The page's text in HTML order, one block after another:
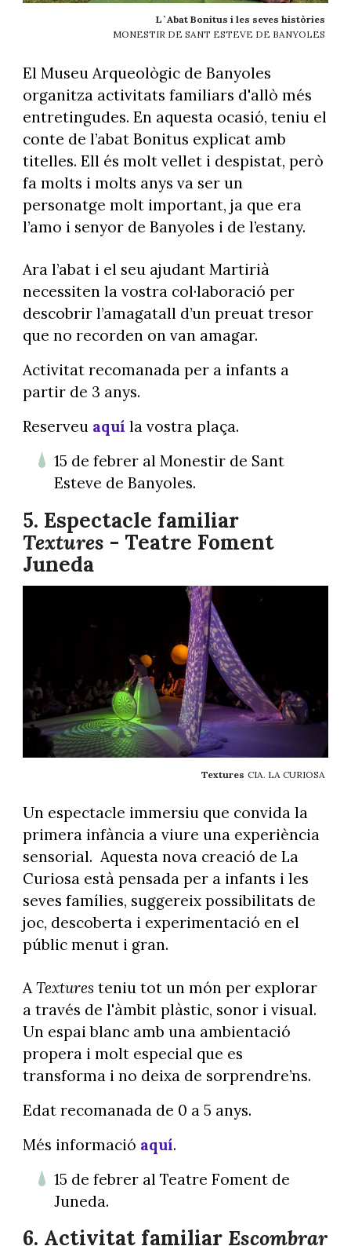
L`Abat Bonitus i les seves històries
MONESTIR DE SANT ESTEVE DE BANYOLES
El Museu Arqueològic de Banyoles
organitza activitats familiars d'allò més
entretingudes. En aquesta ocasió, teniu el
conte de l’abat Bonitus explicat amb
titelles. Ell és molt vellet i despistat, però
fa molts i molts anys va ser un
personatge molt important, ja que era
l’amo i senyor de Banyoles i de l’estany.
Ara l’abat i el seu ajudant Martirià
necessiten la vostra col·laboració per
descobrir l’amagatall d’un preuat tresor
que no recorden on van amagar.
Activitat recomanada per a infants a
partir de 3 anys.
Reserveu aquí la vostra plaça.
15 de febrer al Monestir de Sant
Esteve de Banyoles.
5. Espectacle familiar
Textures - Teatre Foment
Juneda
Textures CIA. LA CURIOSA
Un espectacle immersiu que convida la
primera infància a viure una experiència
sensorial. Aquesta nova creació de La
Curiosa està pensada per a infants i les
seves famílies, suggereix possibilitats de
joc, descoberta i experimentació en el
públic menut i gran.
ATexturesteniu tot un món per explorar
a través de l'àmbit plàstic, sonor i visual.
Un espai blanc amb una ambientació
propera i molt especial que es
transforma i no deixa de sorprendre’ns.
Edat recomanada de 0 a 5 anys.
Més informació aquí.
15 de febrer al Teatre Foment de
Juneda.
6. Activitat familiar Escombrar